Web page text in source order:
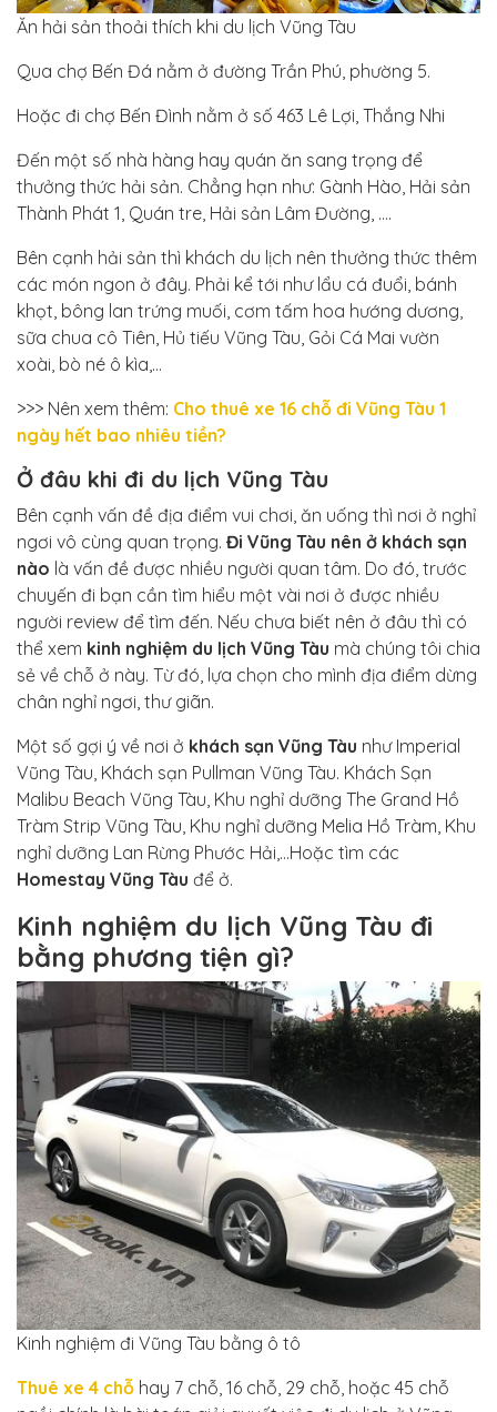
Ăn hải sản thoải thích khi du lịch Vũng Tàu
Qua chợ Bến Đá nằm ở đường Trần Phú, phường 5.
Hoặc đi chợ Bến Đình nằm ở số 463 Lê Lợi, Thắng Nhi
Đến một số nhà hàng hay quán ăn sang trọng để
thưởng thức hải sản. Chẳng hạn như: Gành Hào, Hải sản
Thành Phát 1, Quán tre, Hải sản Lâm Đường, ….
Bên cạnh hải sản thì khách du lịch nên thưởng thức thêm
các món ngon ở đây. Phải kể tới như lẩu cá đuổi, bánh
khọt, bông lan trứng muối, cơm tấm hoa hướng dương,
sữa chua cô Tiên, Hủ tiếu Vũng Tàu, Gỏi Cá Mai vườn
xoài, bò né ô kìa,…
>>> Nên xem thêm: Cho thuê xe 16 chỗ đi Vũng Tàu 1
ngày hết bao nhiêu tiền?
Ở đâu khi đi du lịch Vũng Tàu
Bên cạnh vấn đề địa điểm vui chơi, ăn uống thì nơi ở nghỉ
ngơi vô cùng quan trọng. Đi Vũng Tàu nên ở khách sạn
nào là vấn đề được nhiều người quan tâm. Do đó, trước
chuyến đi bạn cần tìm hiểu một vài nơi ở được nhiều
người review để tìm đến. Nếu chưa biết nên ở đâu thì có
thể xem kinh nghiệm du lịch Vũng Tàu mà chúng tôi chia
sẻ về chỗ ở này. Từ đó, lựa chọn cho mình địa điểm dừng
chân nghỉ ngơi, thư giãn.
Một số gợi ý về nơi ở khách sạn Vũng Tàu như Imperial
Vũng Tàu, Khách sạn Pullman Vũng Tàu. Khách Sạn
Malibu Beach Vũng Tàu, Khu nghỉ dưỡng The Grand Hồ
Tràm Strip Vũng Tàu, Khu nghỉ dưỡng Melia Hồ Tràm, Khu
nghỉ dưỡng Lan Rừng Phước Hải,…Hoặc tìm các
Homestay Vũng Tàu để ở.
Kinh nghiệm du lịch Vũng Tàu đi
bằng phương tiện gì?
Kinh nghiệm đi Vũng Tàu bằng ô tô
Thuê xe 4 chỗ hay 7 chỗ, 16 chỗ, 29 chỗ, hoặc 45 chỗ